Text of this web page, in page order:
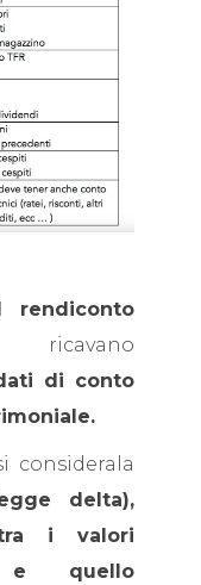
rendiconto
di conto
considerala
delta),
i valori
e quello